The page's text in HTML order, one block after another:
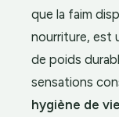
que la faim
nourriture, est
de poids
sensations
hygiène de